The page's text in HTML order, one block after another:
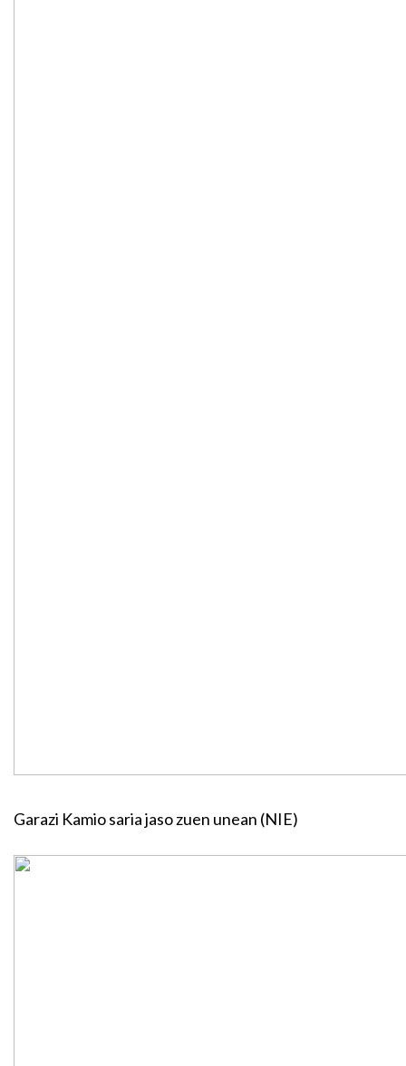
Garazi Kamio saria jaso zuen unean (NIE)